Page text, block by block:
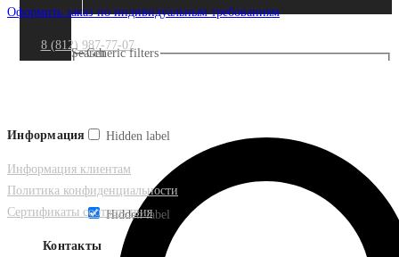
8 (812) 987-77-07
Search
Generic filters
Hidden label
Hidden label
Оформить заказ по индивидуальным требованиям
Информация
Информация клиентам
Политика конфиденциальности
Сертификаты соответствия
Контакты